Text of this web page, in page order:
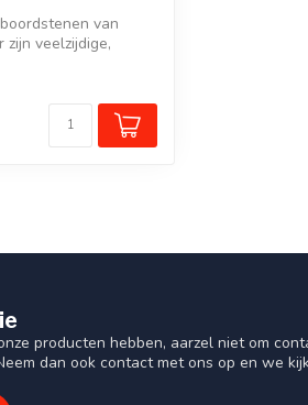
van
zijn veelzijdige,
producten hebben, aarzel niet om
dan ook contact met ons op en we